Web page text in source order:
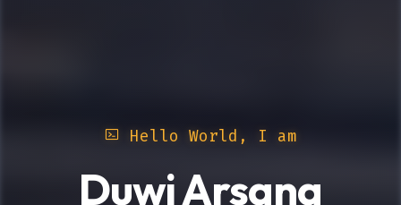
Hello World, I am
Duwi Arsana